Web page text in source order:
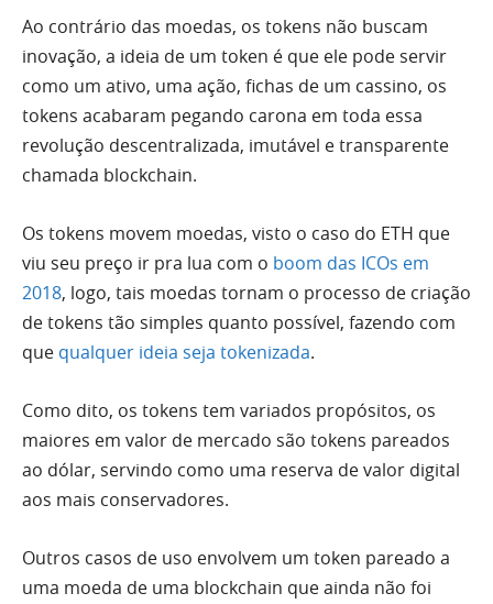
Ao contrário das moedas, os tokens não buscam
inovação, a ideia de um token é que ele pode servir
como um ativo, uma ação, fichas de um cassino, os
tokens acabaram pegando carona em toda essa
revolução descentralizada, imutável e transparente
chamada blockchain.
Os tokens movem moedas, visto o caso do ETH que
viu seu preço ir pra lua com o boom das ICOs em
2018, logo, tais moedas tornam o processo de criação
de tokens tão simples quanto possível, fazendo com
que qualquer ideia seja tokenizada.
Como dito, os tokens tem variados propósitos, os
maiores em valor de mercado são tokens pareados
ao dólar, servindo como uma reserva de valor digital
aos mais conservadores.
Outros casos de uso envolvem um token pareado a
uma moeda de uma blockchain que ainda não foi